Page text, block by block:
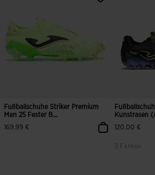
Fußballschuhe Striker Premium
Men 25 Fester B...
169,99 €
Kunstrasen
120,00 €
3 Farben